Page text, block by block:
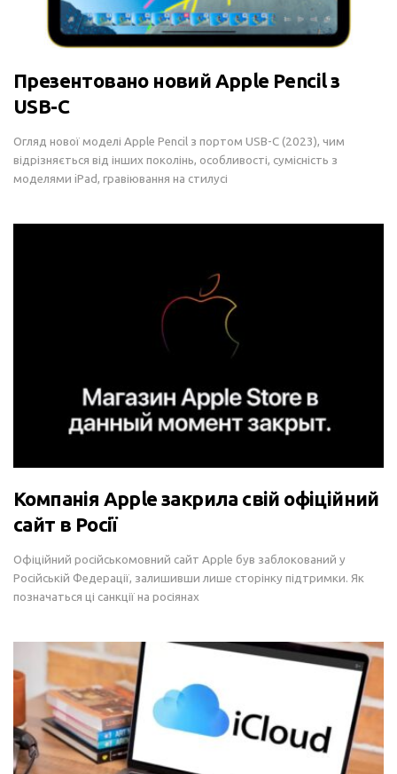
Презентовано новий Apple Pencil з
USB-C
Огляд нової моделі Apple Pencil з портом USB-C (2023), чим
відрізняється від інших поколінь, особливості, сумісність з
моделями iPad, гравіювання на стилусі
Компанія Apple закрила свій офіційний
сайт в Росії
Офіційний російськомовний сайт Apple був заблокований у
Російській Федерації, залишивши лише сторінку підтримки. Як
позначаться ці санкції на росіянах